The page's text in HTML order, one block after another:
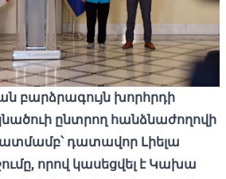
բարձրագույն խորհրդի
ընտրող հանձնաժողովի
դատավոր Լիելա
որով կասեցվել է Կախա